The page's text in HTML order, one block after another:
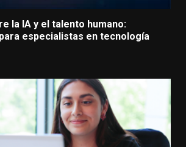
la IA y el talento humano:
especialistas en tecnología